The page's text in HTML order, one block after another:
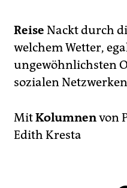
Reise Nackt durch
welchem Wetter,
ungewöhnlichsten
sozialen
MitKolumnenvon
Edith Kresta